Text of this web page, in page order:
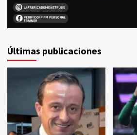
Últimas publicaciones